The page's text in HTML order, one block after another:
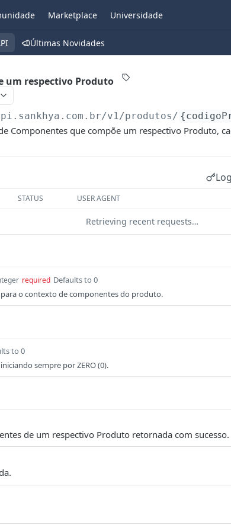
Marketplace Universidade
Últimas Novidades
um respectivo Produto
/v1/produtos/
Componentes que compõe um respectivo Produto,
STATUS USER AGENT
Retrieving recent requests…
required Defaults to 0
o contexto de componentes do produto.
to 0
sempre por ZERO (0).
de um respectivo Produto retornada com sucesso.